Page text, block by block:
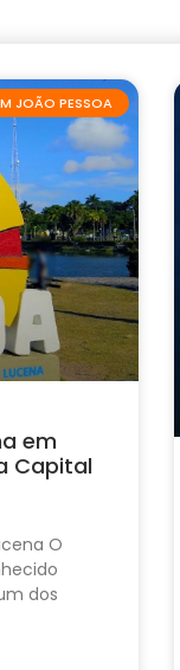
JOÃO PESSOA
em
Capital
O
dos